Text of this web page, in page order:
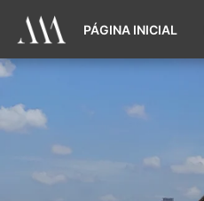
PÁGINA INICIAL